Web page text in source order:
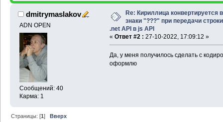
dmitrymaslakov
ADN OPEN
Сообщений: 40
Карма: 1
Re: Кириллица конвертируется в
знаки "???" при передачи
.net API в js API
« Ответ #2 : 27-10-2022, 17:09:12 »
Да, у меня получилось сделать с
оформлю
Страницы: [1] Вверх